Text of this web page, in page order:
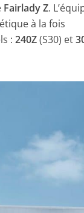
Fairlady Z.
à la fois
:240Z(S30) et